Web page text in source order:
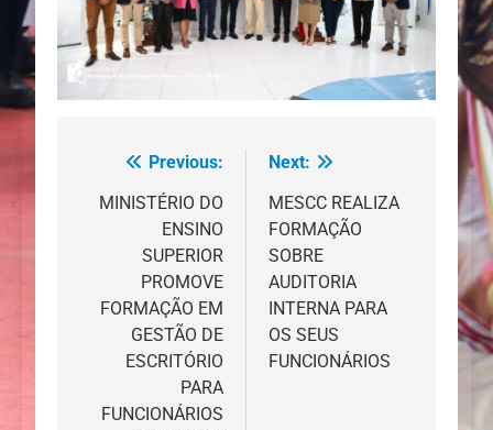
Navegação
de
artigos
Previous:
MINISTÉRIO DO
ENSINO
SUPERIOR
PROMOVE
FORMAÇÃO EM
GESTÃO DE
ESCRITÓRIO
PARA
FUNCIONÁRIOS
Next:
MESCC REALIZA
FORMAÇÃO
SOBRE
AUDITORIA
INTERNA PARA
OS SEUS
FUNCIONÁRIOS